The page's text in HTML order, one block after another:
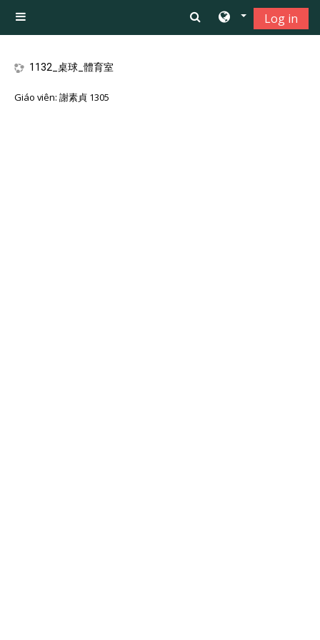
Bảng điều khiển cạnh
Log in
1132_桌球_體育室
Giáo viên: 謝素貞 1305